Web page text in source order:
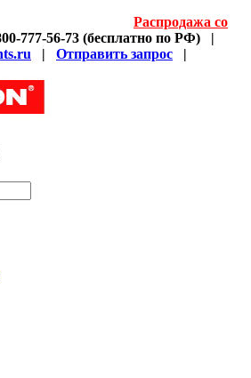
Распродажа со
777-56-73 (бесплатно по РФ) |
| Отправить запрос |